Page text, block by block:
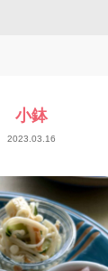
小鉢
2023.03.16